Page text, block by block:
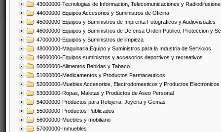
43000000-Tecnologias de Informacion, Telecomunicaciones y
44000000-Equipos Accesorios y Suministros de Oficina
45000000-Equipos y Suministros de Imprenta Fotograficos y Audiovisuales
46000000-Equipos y Suministros de Defensa Orden Publico, Proteccion y
47000000-Equipos y Suministros de limpieza
48000000-Maquinaria Equipo y Suministros para la Industria de Servicios
49000000-Equipos suministros y accesorios deportivos y recreativos
50000000-Alimentos Bebidas y Tabaco
51000000-Medicamentos y Productos Farmaceuticos
52000000-Muebles Accesorios, Electrodomesticos y Productos Electronicos
53000000-Ropas, Maletas y Productos de Aseo Personal
54000000-Productos para Relojeria, Joyeria y Gemas
55000000-Productos Publicados
56000000-Muebles y mobiliario
57000000-Inmuebles